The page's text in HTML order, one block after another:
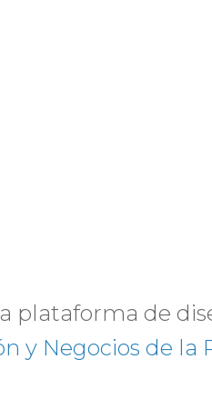
plataforma de
y Negocios de la